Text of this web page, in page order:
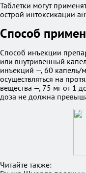
Таблетки могут
острой интоксикации
Способ
Способ инъекции
или внутривенный
инъекций —, 60 капель/
осуществляться на
вещества —, 75 мг от 1
доза не должна
Читайте также: